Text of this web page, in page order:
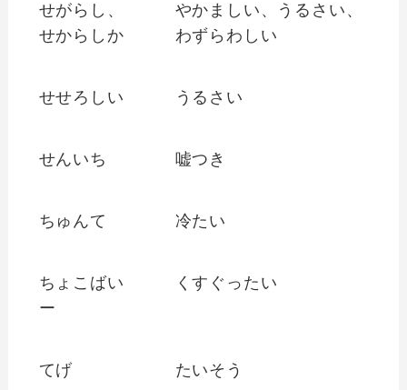
せがらし、
せからしか
やかましい、うるさい、
わずらわしい
せせろしい うるさい
せんいち 嘘つき
ちゅんて 冷たい
ちょこばい
ー
くすぐったい
てげ たいそう